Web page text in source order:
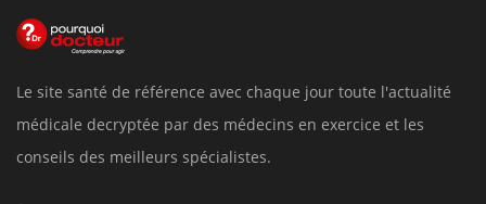
Le site santé de référence avec chaque jour toute l'actualité
médicale decryptée par des médecins en exercice et les
conseils des meilleurs spécialistes.